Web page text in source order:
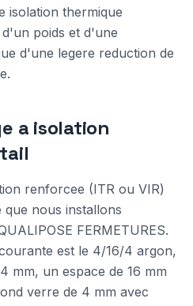
isolation thermique
poids et d'une
d'une legere reduction de
a isolation
renforcee (ITR ou VIR)
que nous installons
FERMETURES.
est le 4/16/4 argon,
mm, un espace de 16 mm
verre de 4 mm avec